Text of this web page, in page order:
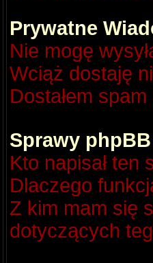
Prywatne
Nie mogę
Wciąż dostaję
Dostałem
Sprawy
Kto napisał ten
Dlaczego
Z kim mam się
dotyczących